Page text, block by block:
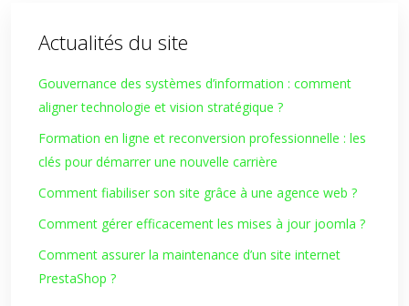
Actualités du site
Gouvernance des systèmes d’information : comment
aligner technologie et vision stratégique ?
Formation en ligne et reconversion professionnelle : les
clés pour démarrer une nouvelle carrière
Comment fiabiliser son site grâce à une agence web ?
Comment gérer efficacement les mises à jour joomla ?
Comment assurer la maintenance d’un site internet
PrestaShop ?